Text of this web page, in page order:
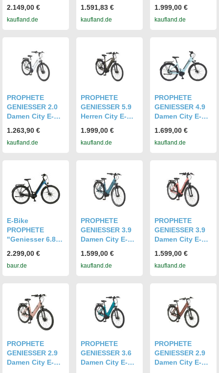
AEG Mittelmotor
100 Nm, 780 Wh
Nabenschaltung
2.149,00 €
kaufland.de
ComfortDrive II
Mittelmotor 70
1.591,83 €
kaufland.de
| AEG
ComfortDrive II
Akku bis 170 km,
Riemenantrieb
1.999,00 €
kaufland.de
PROPHETE
GENIESSER 2.0
Damen City E-
novation
Vorderradmotor
Shimano 7-Gang
Nabenschaltung
1.263,90 €
kaufland.de
PROPHETE
GENIESSER 5.9
Herren City E-
AEG
ComfortDrive II
Akku bis 170 km,
Riemenantrieb
1.999,00 €
kaufland.de
PROPHETE
GENIESSER 4.9
Damen City E-
| AEG
ComfortDrive II
Akku bis 170 km,
Scheibenbremse
1.699,00 €
kaufland.de
E-Bike
PROPHETE
"Geniesser 6.8"
Elektrofahrräder,
48cm, 28 Zoll
2.299,00 €
baur.de
PROPHETE
GENIESSER 3.9
Damen City E-
| AEG
ComfortDrive II
Akku bis 110 km,
Shimano 7-Gang
Nabenschaltung
1.599,00 €
kaufland.de
PROPHETE
GENIESSER 3.9
Damen City E-
AEG
ComfortDrive II
Akku bis 110 km,
Shimano 7-Gang
Nabenschaltung
1.599,00 €
kaufland.de
PROPHETE
GENIESSER 2.9
Damen City E-
PROPHETE
GENIESSER 3.6
Damen City E-
PROPHETE
GENIESSER 2.9
Damen City E-